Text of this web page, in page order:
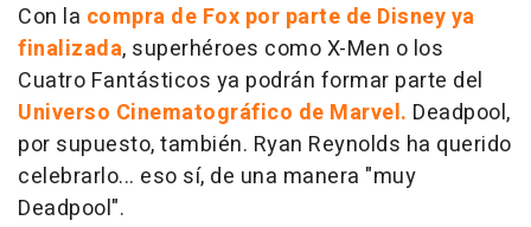
Con la compra de Fox por parte de Disney ya
finalizada, superhéroes como X-Men o los
Cuatro Fantásticos ya podrán formar parte del
Universo Cinematográfico de Marvel. Deadpool,
por supuesto, también. Ryan Reynolds ha querido
celebrarlo... eso sí, de una manera "muy
Deadpool".